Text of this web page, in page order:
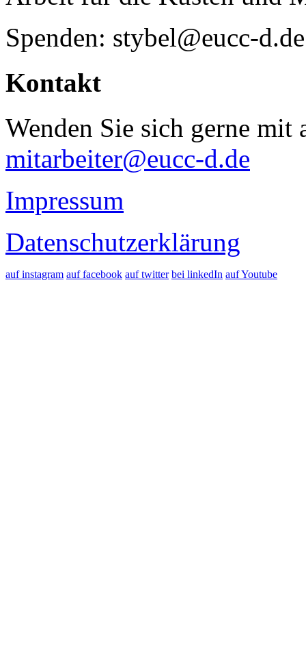
Spenden: stybel@eucc-d.de
Kontakt
Wenden Sie sich gerne mit
mitarbeiter@eucc-d.de
Impressum
Datenschutzerklärung
auf instagram auf facebook auf twitter bei linkedIn auf Youtube